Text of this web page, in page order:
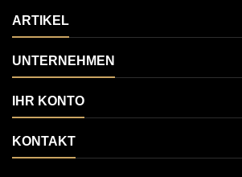
ARTIKEL
UNTERNEHMEN
IHR KONTO
KONTAKT